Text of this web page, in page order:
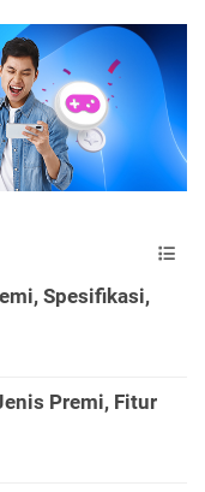
Spesifikasi,
Premi, Fitur